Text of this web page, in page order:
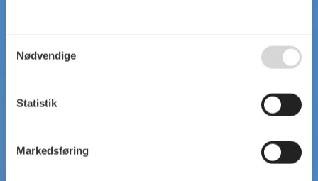
Nødvendige
Statistik
Markedsføring